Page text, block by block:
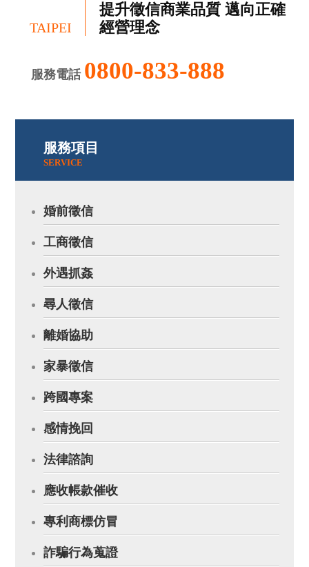
TAIPEI
提升徵信商業品質 邁向正確
經營理念
服務電話 0800-833-888
服務項目
SERVICE
婚前徵信
工商徵信
外遇抓姦
尋人徵信
離婚協助
家暴徵信
跨國專案
感情挽回
法律諮詢
應收帳款催收
專利商標仿冒
詐騙行為蒐證